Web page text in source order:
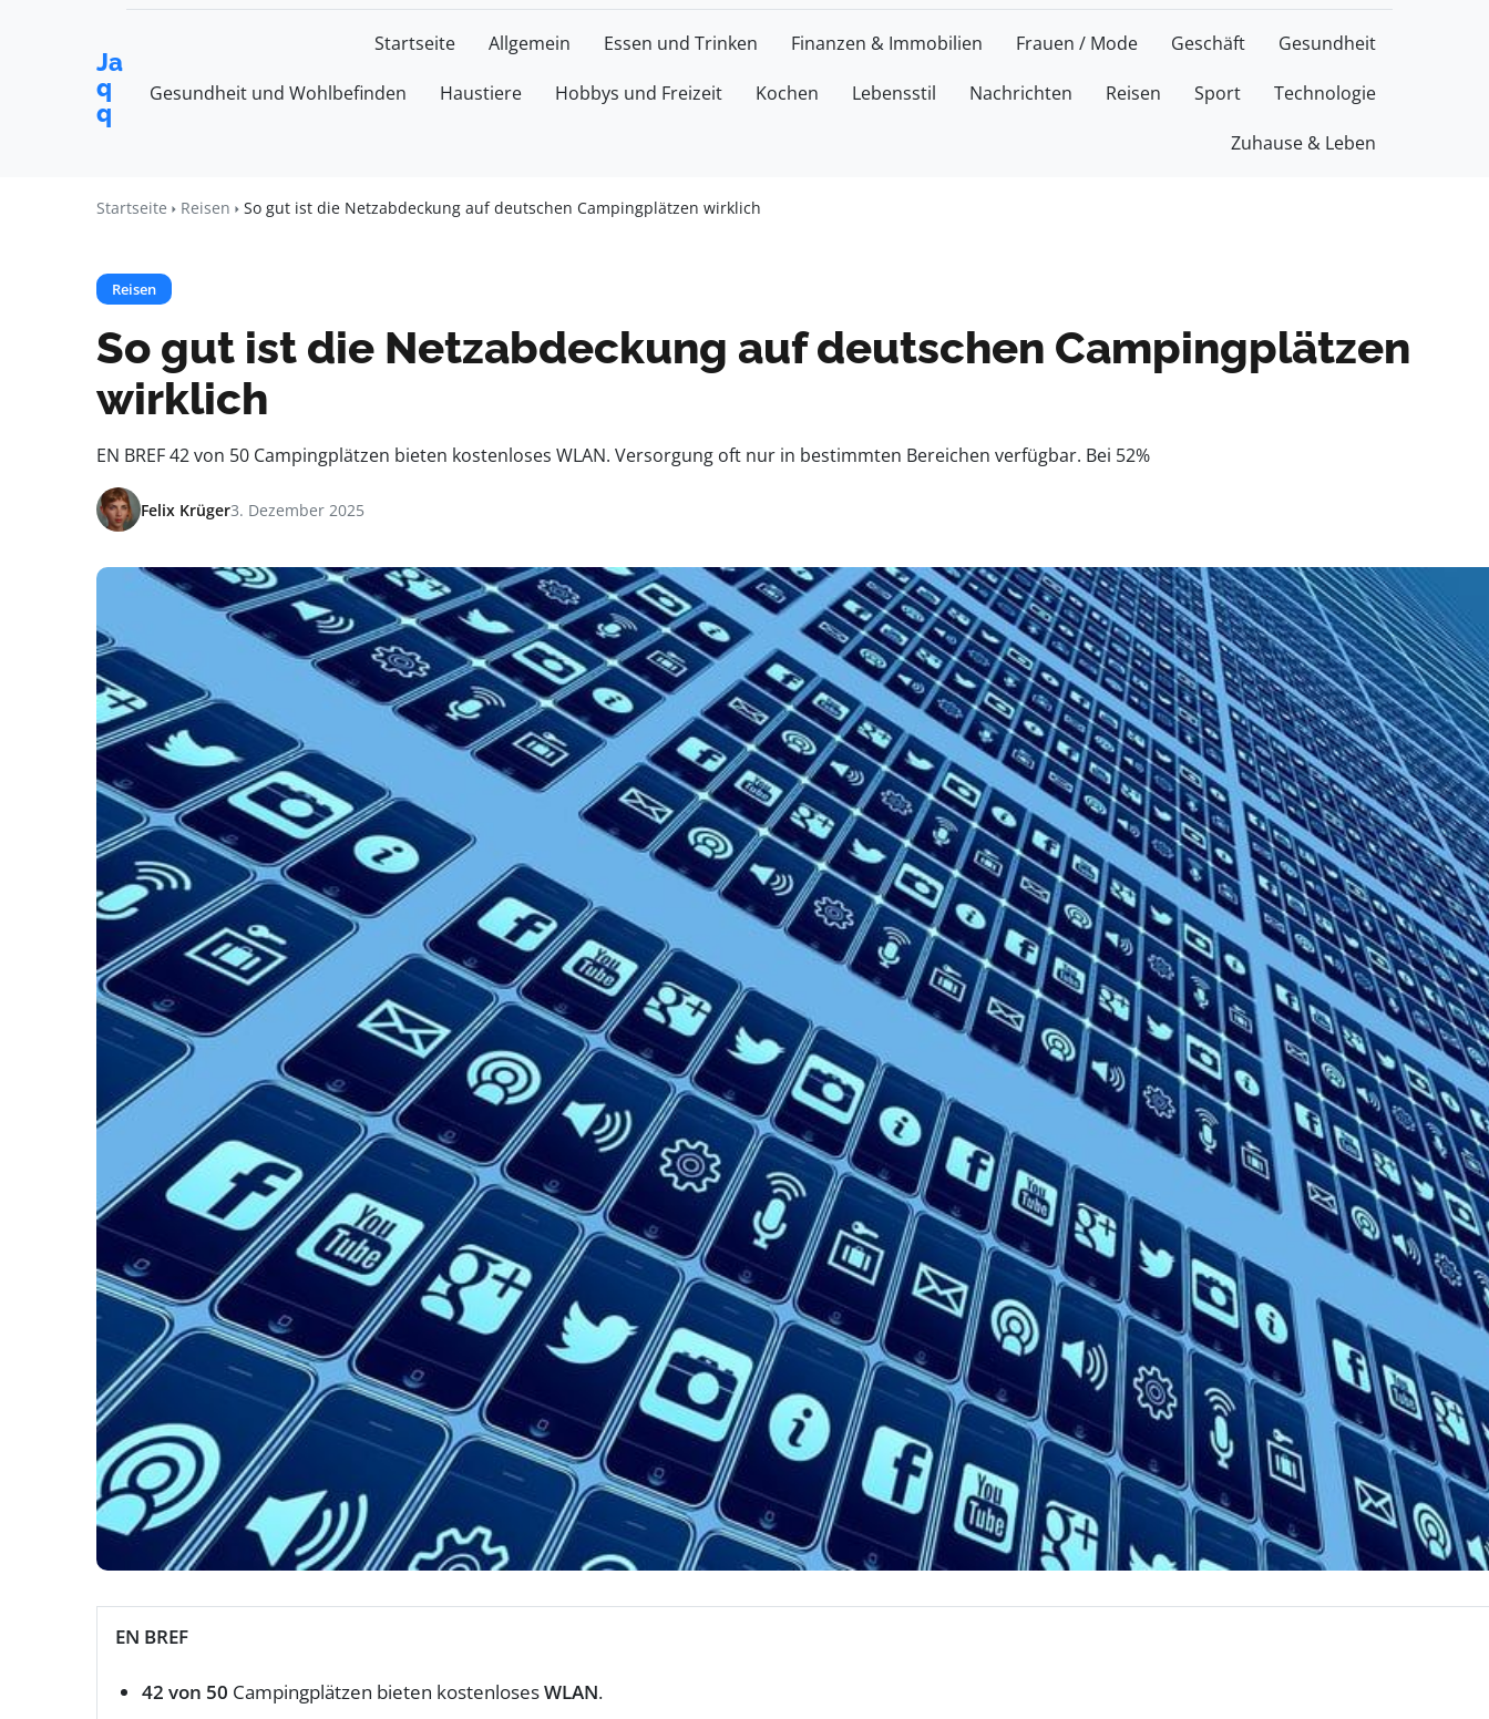
Ja
q
q
Startseite Allgemein Essen und Trinken Finanzen & Immobilien Frauen / Mode Geschäft Gesundheit
Gesundheit und Wohlbefinden Haustiere Hobbys und Freizeit Kochen Lebensstil Nachrichten Reisen Sport Technologie
Zuhause & Leben
Startseite Reisen So gut ist die Netzabdeckung auf deutschen Campingplätzen wirklich
Reisen
So gut ist die Netzabdeckung auf deutschen Campingplätzen
wirklich
EN BREF 42 von 50 Campingplätzen bieten kostenloses WLAN. Versorgung oft nur in bestimmten Bereichen verfügbar. Bei 52%
Felix Krüger3. Dezember 2025
EN BREF
42 von 50 Campingplätzen bieten kostenlosesWLAN.